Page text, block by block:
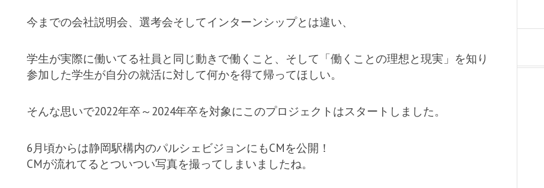
今までの会社説明会、選考会そしてインターンシップとは違い、
学生が実際に働いてる社員と同じ動きで働くこと、そして「働くことの理想と現実」を知り
参加した学生が自分の就活に対して何かを得て帰ってほしい。
そんな思いで2022年卒～2024年卒を対象にこのプロジェクトはスタートしました。
6月頃からは静岡駅構内のパルシェビジョンにもCMを公開！
CMが流れてるとついつい写真を撮ってしまいましたね。